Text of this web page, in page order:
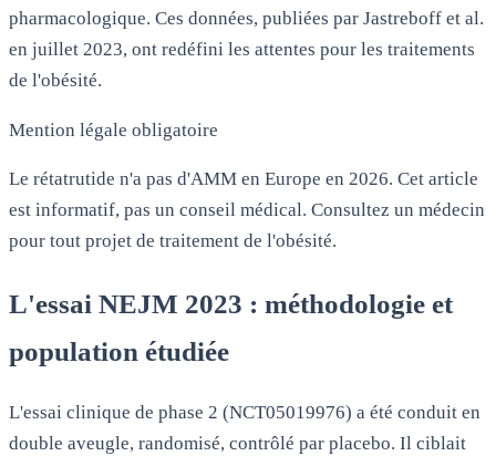
pharmacologique. Ces données, publiées par Jastreboff et al.
en juillet 2023, ont redéfini les attentes pour les traitements
de l'obésité.
Mention légale obligatoire
Le rétatrutide n'a pas d'AMM en Europe en 2026. Cet article
est informatif, pas un conseil médical. Consultez un médecin
pour tout projet de traitement de l'obésité.
L'essai NEJM 2023 : méthodologie et
population étudiée
L'essai clinique de phase 2 (NCT05019976) a été conduit en
double aveugle, randomisé, contrôlé par placebo. Il ciblait